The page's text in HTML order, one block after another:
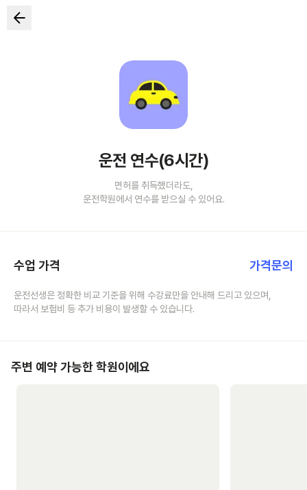
운전 연수(6시간)
면허를 취득했더라도,
운전학원에서 연수를 받으실 수 있어요.
수업 가격 가격문의
운전선생은 정확한 비교 기준을 위해 수강료만을 안내해 드리고 있으며,
따라서 보험비 등 추가 비용이 발생할 수 있습니다.
주변 예약 가능한 학원이에요